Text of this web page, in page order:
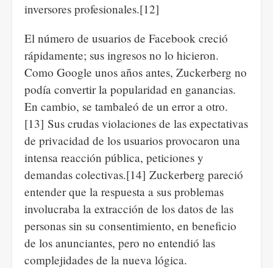
inversores profesionales.[12]
El número de usuarios de Facebook creció
rápidamente; sus ingresos no lo hicieron.
Como Google unos años antes, Zuckerberg no
podía convertir la popularidad en ganancias.
En cambio, se tambaleó de un error a otro.
[13] Sus crudas violaciones de las expectativas
de privacidad de los usuarios provocaron una
intensa reacción pública, peticiones y
demandas colectivas.[14] Zuckerberg pareció
entender que la respuesta a sus problemas
involucraba la extracción de los datos de las
personas sin su consentimiento, en beneficio
de los anunciantes, pero no entendió las
complejidades de la nueva lógica.